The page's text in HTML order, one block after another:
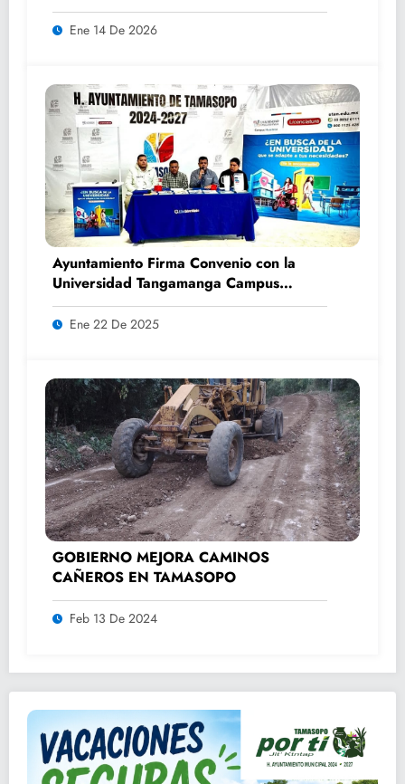
Ene 14 De 2026
Ayuntamiento Firma Convenio con la
Universidad Tangamanga Campus
Huasteca
Ene 22 De 2025
GOBIERNO MEJORA CAMINOS
CAÑEROS EN TAMASOPO
Feb 13 De 2024